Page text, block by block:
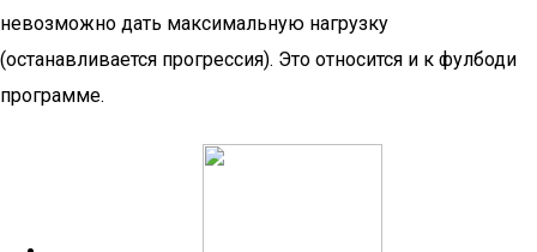
невозможно дать максимальную нагрузку
(останавливается прогрессия). Это относится и к фулбоди
программе.